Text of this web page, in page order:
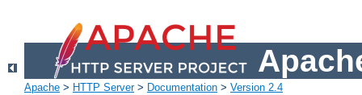
Apache > HTTP Server> Documentation > Version 2.4